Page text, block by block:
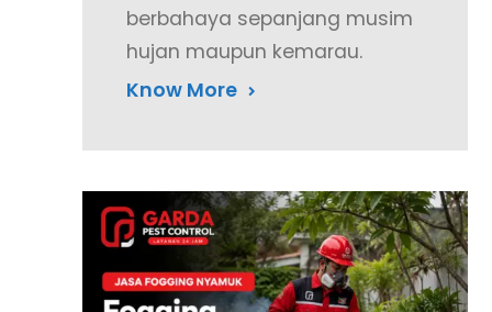
berbahaya sepanjang musim
hujan maupun kemarau.
Know More